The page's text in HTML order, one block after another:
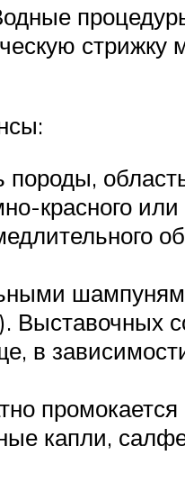
стрижку
область
красного или
Выставочных
в
промокается
капли,